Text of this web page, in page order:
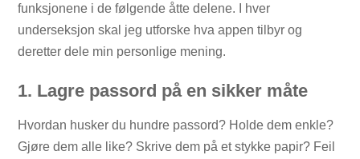
funksjonene i de følgende åtte delene. I hver
underseksjon skal jeg utforske hva appen tilbyr og
deretter dele min personlige mening.
1. Lagre passord på en sikker måte
Hvordan husker du hundre passord? Holde dem enkle?
Gjøre dem alle like? Skrive dem på et stykke papir? Feil